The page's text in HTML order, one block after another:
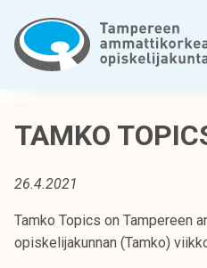
sisältöön
a
m
e
r
TAMKO
26.4.2021
Tamko Topics on Tampereen
opiskelijakunnan (Tamko)